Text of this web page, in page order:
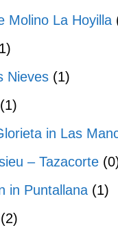
Molino La Hoyilla
Nieves (1)
(1)
in Las
– Tazacorte
in Puntallana (1)
(2)